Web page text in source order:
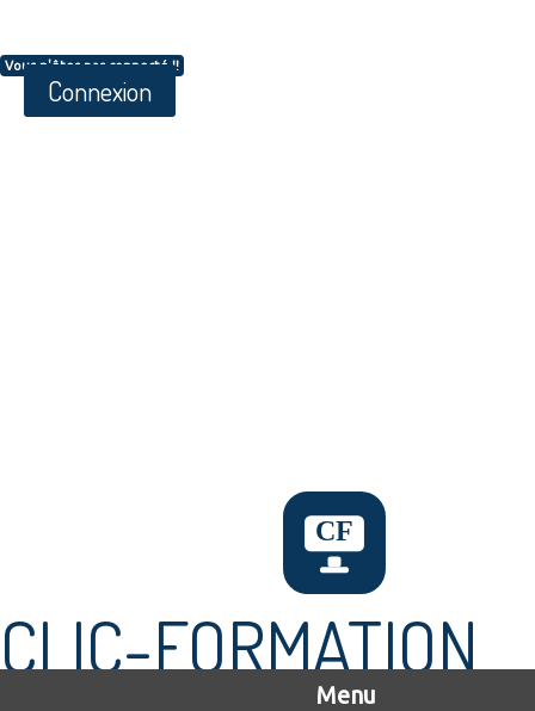
Vous n'êtes pas connecté !!
Connexion
CLIC-FORMATION
Menu